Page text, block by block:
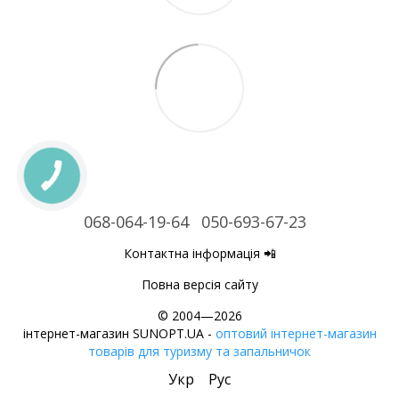
068-064-19-64 050-693-67-23
Контактна інформація 📲
Повна версія сайту
© 2004—2026
інтернет-магазин SUNOPT.UA - оптовий інтернет-магазин
товарів для туризму та запальничок
Укр Рус